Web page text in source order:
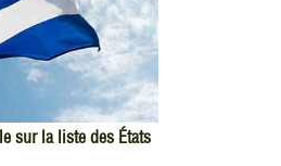
sur la liste des États